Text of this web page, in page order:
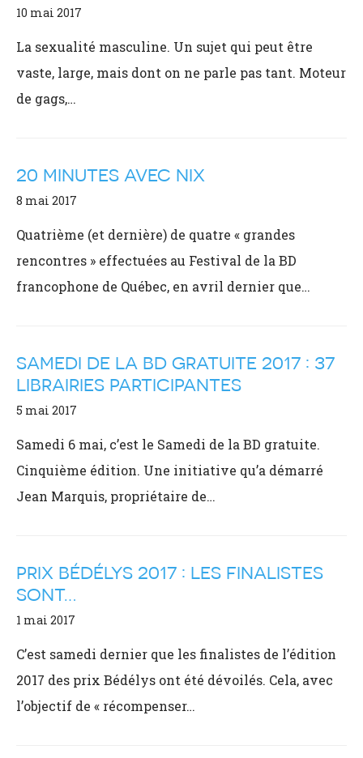
10 mai 2017
La sexualité masculine. Un sujet qui peut être
vaste, large, mais dont on ne parle pas tant. Moteur
de gags,…
20 MINUTES AVEC NIX
8 mai 2017
Quatrième (et dernière) de quatre « grandes
rencontres » effectuées au Festival de la BD
francophone de Québec, en avril dernier que…
SAMEDI DE LA BD GRATUITE 2017 : 37
LIBRAIRIES PARTICIPANTES
5 mai 2017
Samedi 6 mai, c’est le Samedi de la BD gratuite.
Cinquième édition. Une initiative qu’a démarré
Jean Marquis, propriétaire de…
PRIX BÉDÉLYS 2017 : LES FINALISTES
SONT…
1 mai 2017
C’est samedi dernier que les finalistes de l’édition
2017 des prix Bédélys ont été dévoilés. Cela, avec
l’objectif de « récompenser…